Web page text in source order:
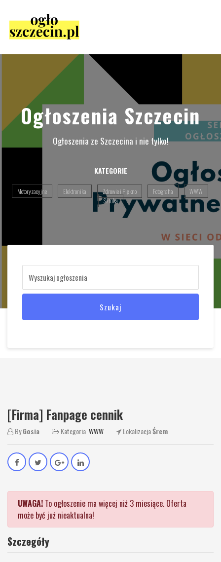
Ogłoszenia Szczecin
Ogłoszenia ze Szczecina i nie tylko!
KATEGORIE
Motoryzacyjne Elektronika Zdrowie i Piękno Fotografia
WWW
Sztuka
Szukaj
[Firma] Fanpage cennik
ByGosia Kategoria WWW LokalizacjaŚrem
UWAGA! To ogłoszenie ma więcej niż 3 miesiące. Oferta
może być już nieaktualna!
Szczegóły